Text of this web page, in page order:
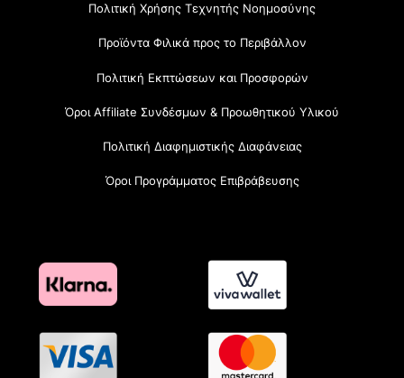
Πολιτική Χρήσης Τεχνητής Νοημοσύνης
Προϊόντα Φιλικά προς το Περιβάλλον
Πολιτική Εκπτώσεων και Προσφορών
Όροι Affiliate Συνδέσμων & Προωθητικού Υλικού
Πολιτική Διαφημιστικής Διαφάνειας
Όροι Προγράμματος Επιβράβευσης